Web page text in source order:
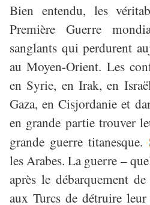
Bien entendu, les
Première Guerre
sanglants qui perdurent
au Moyen-Orient. Les
en Syrie, en Irak, en
Gaza, en Cisjordanie et
en grande partie trouver
grande guerre titanesque.
les Arabes. La guerre –
après le débarquement
aux Turcs de détruire